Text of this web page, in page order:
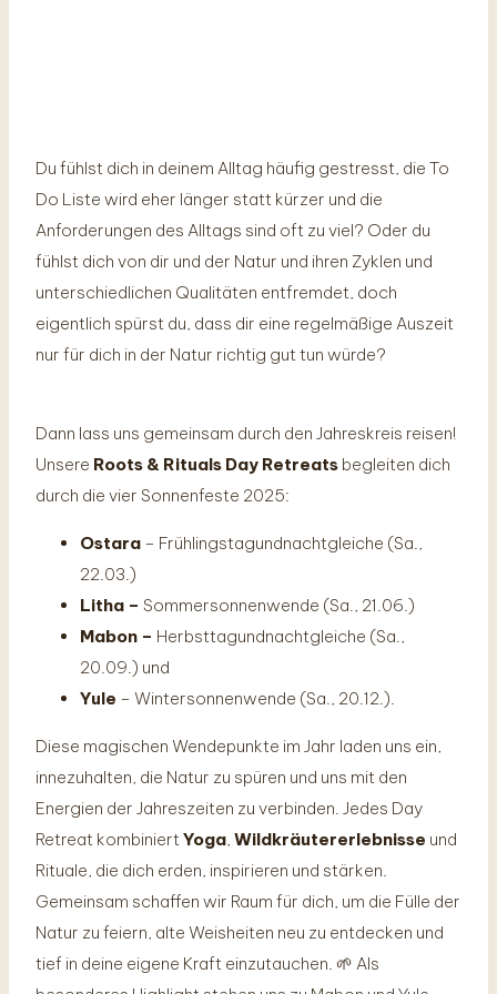
Du fühlst dich in deinem Alltag häufig gestresst, die To
Do Liste wird eher länger statt kürzer und die
Anforderungen des Alltags sind oft zu viel? Oder du
fühlst dich von dir und der Natur und ihren Zyklen und
unterschiedlichen Qualitäten entfremdet, doch
eigentlich spürst du, dass dir eine regelmäßige Auszeit
nur für dich in der Natur richtig gut tun würde?
Dann lass uns gemeinsam durch den Jahreskreis reisen!
Unsere Roots & Rituals Day Retreats begleiten dich
durch die vier Sonnenfeste 2025:
Ostara – Frühlingstagundnachtgleiche (Sa.,
22.03.)
Litha – Sommersonnenwende (Sa., 21.06.)
Mabon – Herbsttagundnachtgleiche (Sa.,
20.09.) und
Yule – Wintersonnenwende (Sa., 20.12.).
Diese magischen Wendepunkte im Jahr laden uns ein,
innezuhalten, die Natur zu spüren und uns mit den
Energien der Jahreszeiten zu verbinden. Jedes Day
Retreat kombiniert Yoga Wildkräutererlebnisse und
Rituale, die dich erden, inspirieren und stärken.
Gemeinsam schaffen wir Raum für dich, um die Fülle der
Natur zu feiern, alte Weisheiten neu zu entdecken und
tief in deine eigene Kraft einzutauchen. 🌱 Als